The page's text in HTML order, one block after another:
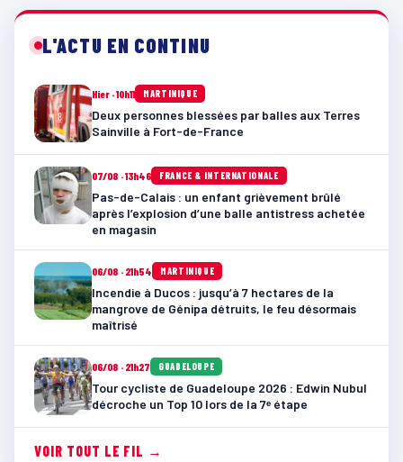
L'ACTU EN CONTINU
Hier · 10h11 MARTINIQUE
Deux personnes blessées par balles aux Terres
Sainville à Fort-de-France
07/08 · 13h46 FRANCE & INTERNATIONALE
Pas-de-Calais : un enfant grièvement brûlé
après l’explosion d’une balle antistress achetée
en magasin
06/08 · 21h54 MARTINIQUE
Incendie à Ducos : jusqu’à 7 hectares de la
mangrove de Génipa détruits, le feu désormais
maîtrisé
06/08 · 21h27 GUADELOUPE
Tour cycliste de Guadeloupe 2026 : Edwin Nubul
décroche un Top 10 lors de la 7ᵉ étape
VOIR TOUT LE FIL →